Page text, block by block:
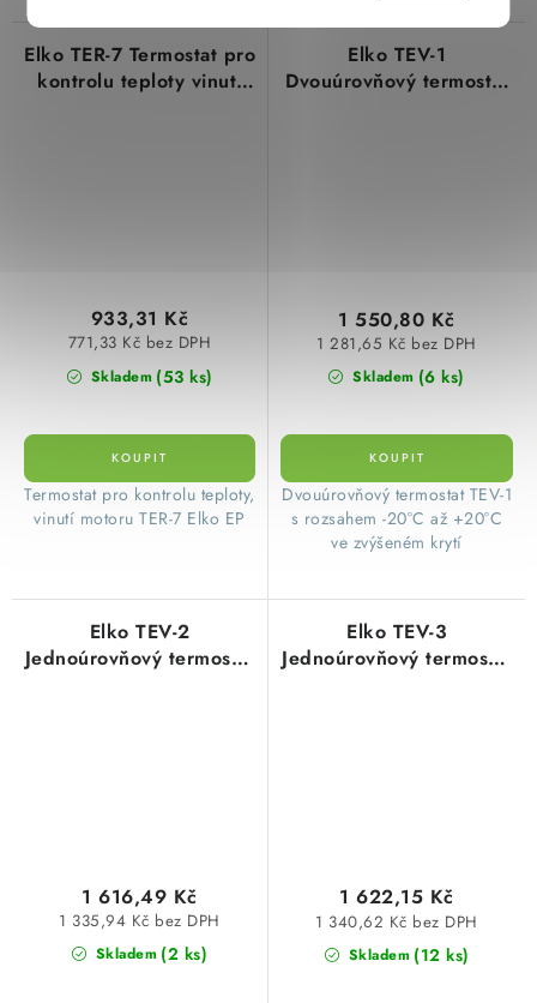
Elko TER-7 Termostat pro
kontrolu teploty vinutí
Skladem (53 ks)
771,33 Kč bez DPH
933,31 Kč
Termostat pro kontrolu teploty,
vinutí motoru TER-7 Elko EP
Elko TEV-1
Dvouúrovňový termostat
Skladem (6 ks)
1 281,65 Kč bez DPH
1 550,80 Kč
​ Dvouúrovňový termostat TEV-1
s rozsahem -20°C až +20°C
ve zvýšeném krytí
Elko TEV-2
Jednoúrovňový termostat
Skladem (2 ks)
1 335,94 Kč bez DPH
1 616,49 Kč
Elko TEV-3
Jednoúrovňový termostat
Skladem (12 ks)
1 340,62 Kč bez DPH
1 622,15 Kč